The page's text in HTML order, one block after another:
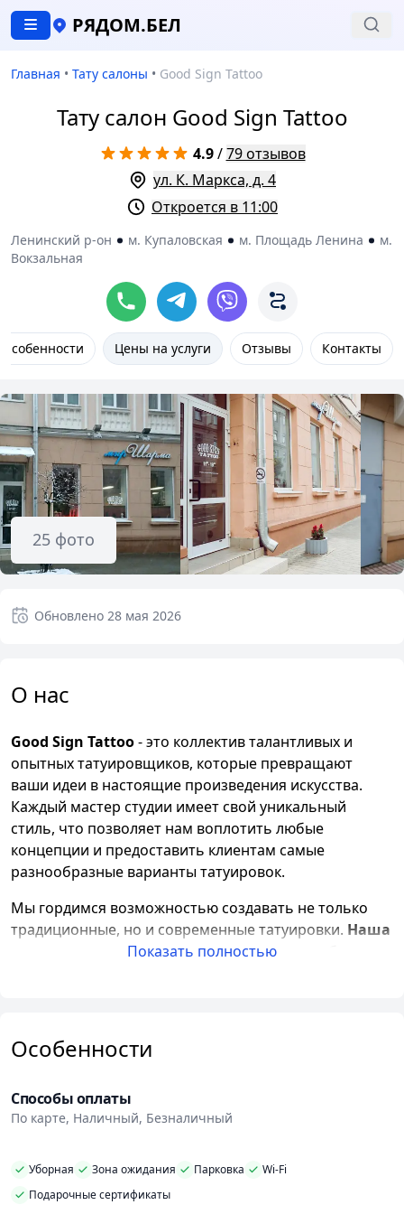
РЯДОМ.БЕЛ
Главная • Тату салоны • Good Sign Tattoo
Тату салон Good Sign Tattoo
4.9/79 отзывов
ул. К. Маркса, д. 4
Откроется в 11:00
Ленинский р-он м. Купаловская м. Площадь Ленина
м.
Вокзальная
Особенности Цены на услуги Отзывы Контакты
25 фото
Обновлено 28 мая 2026
О нас
Good Sign Tattoo- это коллектив талантливых и
опытных татуировщиков, которые превращают
ваши идеи в настоящие произведения искусства.
Каждый мастер студии имеет свой уникальный
стиль, что позволяет нам воплотить любые
концепции и предоставить клиентам самые
разнообразные варианты татуировок.
Мы гордимся возможностью создавать не только
традиционные, но и современные татуировки. Наша
- позволить каждому человеку приобрести
Безопасность наших клиентов - наш главный
гигиены и используем только одноразовые
материалы. Вся наша экипировка проходит
безопасность каждого клиента. У нас вы можете
быть уверены, что ваши татуировки будут
выполнены с высоким уровнем качества и
Показать полностью
Особенности
Способы оплаты
По карте, Наличный, Безналичный
Уборная Зона ожидания Парковка
Wi-Fi
Подарочные сертификаты